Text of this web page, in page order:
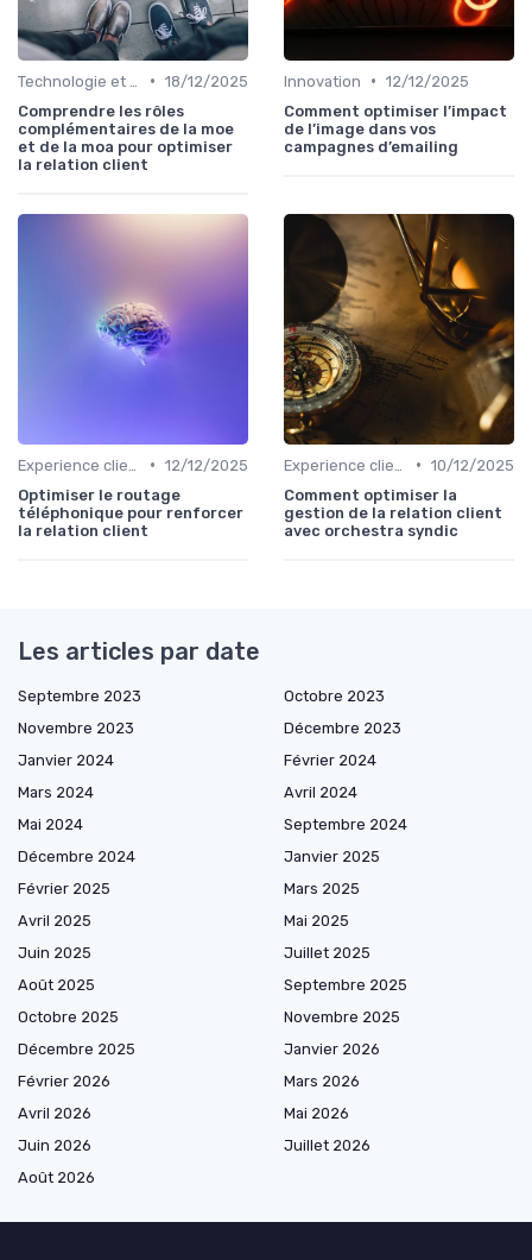
• 18/12/2025
Comprendre les rôles
complémentaires de la moe
et de la moa pour optimiser
la relation client
Innovation • 12/12/2025
Comment optimiser l’impact
de l’image dans vos
campagnes d’emailing
• 12/12/2025
Optimiser le routage
téléphonique pour renforcer
la relation client
• 10/12/2025
Comment optimiser la
gestion de la relation client
avec orchestra syndic
Les articles par date
Septembre 2023
Octobre 2023
Novembre 2023
Décembre 2023
Janvier 2024
Février 2024
Mars 2024
Avril 2024
Mai 2024
Septembre 2024
Décembre 2024
Janvier 2025
Février 2025
Mars 2025
Avril 2025
Mai 2025
Juin 2025
Juillet 2025
Août 2025
Septembre 2025
Octobre 2025
Novembre 2025
Décembre 2025
Janvier 2026
Février 2026
Mars 2026
Avril 2026
Mai 2026
Juin 2026
Juillet 2026
Août 2026